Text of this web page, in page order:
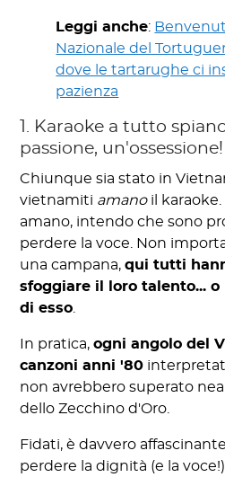
Leggi anche:
Nazionale del
dove le tartarughe ci
pazienza
1. Karaoke a tutto
passione, un'ossessione!
Chiunque sia stato in
vietnamiti amanoil karaoke.
amano, intendo che sono
perdere la voce. Non
una campana,qui tutti
sfoggiare il loro talento...
di esso
In pratica,ogni angolo del
canzoni anni '80
non avrebbero superato
dello Zecchino d'Oro.
Fidati, è davvero
perdere la dignità (e la voce!)